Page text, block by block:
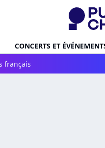
CONCERTS ET
français